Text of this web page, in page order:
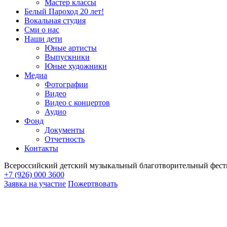
Мастер классы
Белый Пароход 20 лет!
Вокальная студия
Сми о нас
Наши дети
Юные артисты
Выпускники
Юные художники
Медиа
Фотографии
Видео
Видео с концертов
Аудио
Фонд
Документы
Отчетность
Контакты
Всероссийский детский музыкальный благотворительный
+7 (926) 000 3600
Заявка на участие Пожертвовать